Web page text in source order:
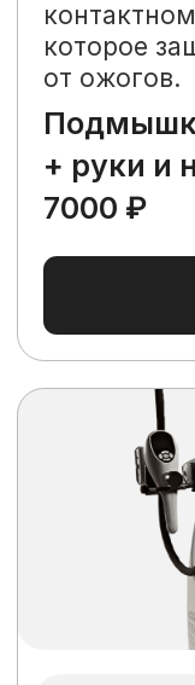
врачей
Помогут вам
результата,
стандарты и
современной
Большой парк
оборудования
Мы работаем
и доказавших
известных
Строгое
Соблюдаем все
лицензирования,